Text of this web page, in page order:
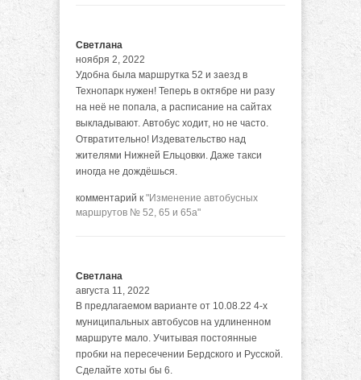
Светлана
ноября 2, 2022
Удобна была маршрутка 52 и заезд в
Технопарк нужен! Теперь в октябре ни разу
на неё не попала, а расписание на сайтах
выкладывают. Автобус ходит, но не часто.
Отвратительно! Издевательство над
жителями Нижней Ельцовки. Даже такси
иногда не дождёшься.
комментарий к "Изменение автобусных
маршрутов № 52, 65 и 65а"
Светлана
августа 11, 2022
В предлагаемом варианте от 10.08.22 4-х
муниципальных автобусов на удлиненном
маршруте мало. Учитывая постоянные
пробки на пересечении Бердского и Русской.
Сделайте хоты бы 6.